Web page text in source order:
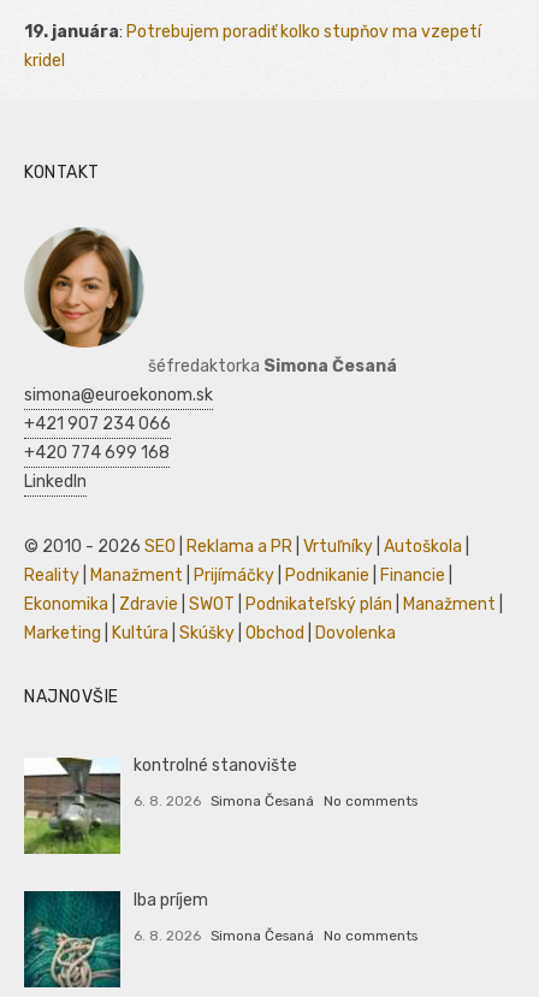
19. januára: Potrebujem poradiť kolko stupňov ma vzepetí
kridel
KONTAKT
šéfredaktorka Simona Česaná
simona@euroekonom.sk
+421 907 234 066
+420 774 699 168
LinkedIn
© 2010 - 2026 SEO Reklama a PR Vrtuľníky Autoškola
Reality Manažment Prijímáčky Podnikanie Financie
Ekonomika
Zdravie SWOT Podnikateľský plán Manažment
Marketing Kultúra Skúšky Obchod Dovolenka
NAJNOVŠIE
kontrolné stanovište
6. 8. 2026 Simona Česaná No comments
Iba príjem
6. 8. 2026 Simona Česaná No comments